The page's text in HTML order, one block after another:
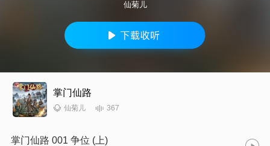
仙菊儿
掌门仙路
仙菊儿 367
掌门仙路 001 争位 (上)